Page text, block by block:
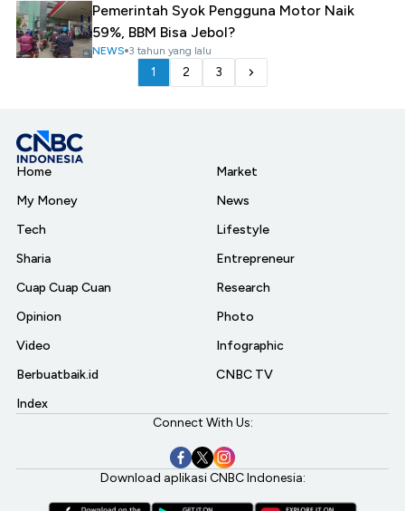
Pemerintah Syok Pengguna Motor Naik
59%, BBM Bisa Jebol?
NEWS 3 tahun yang lalu
1 2 3
Home
My Money
Tech
Sharia
Cuap Cuap Cuan
Opinion
Video
Berbuatbaik.id
Index
Market
News
Lifestyle
Entrepreneur
Research
Photo
Infographic
CNBC TV
Connect With Us:
Download aplikasi CNBC Indonesia: